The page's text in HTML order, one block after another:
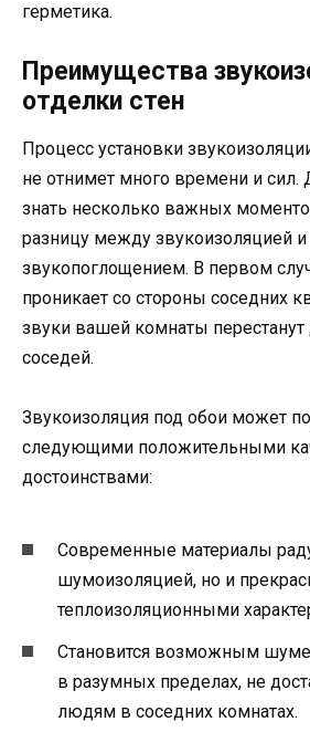
герметика.
Преимущества
отделки стен
Процесс установки
не отнимет много времени и сил.
знать несколько важных
разницу между звукоизоляцией и
звукопоглощением. В первом
проникает со стороны соседних
звуки вашей комнаты
соседей.
Звукоизоляция под обои может
следующими положительными
достоинствами:
Современные материалы
шумоизоляцией, но и
теплоизоляционными
Становится возможным
в разумных пределах, не
людям в соседних комнатах.